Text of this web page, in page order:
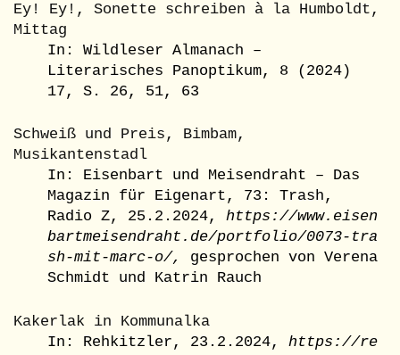
Ey! Ey!, Sonette schreiben à la Humboldt,
Mittag
In: Wildleser Almanach –
Literarisches Panoptikum, 8 (2024)
17, S. 26, 51, 63
Schweiß und Preis, Bimbam,
Musikantenstadl
In: Eisenbart und Meisendraht – Das
Magazin für Eigenart, 73: Trash,
Radio Z, 25.2.2024,https://www.eisen
bartmeisendraht.de/portfolio/0073-tra
sh-mit-marc-o/,
gesprochen von Verena
Schmidt und Katrin Rauch
Kakerlak in Kommunalka
In: Rehkitzler, 23.2.2024,https://re